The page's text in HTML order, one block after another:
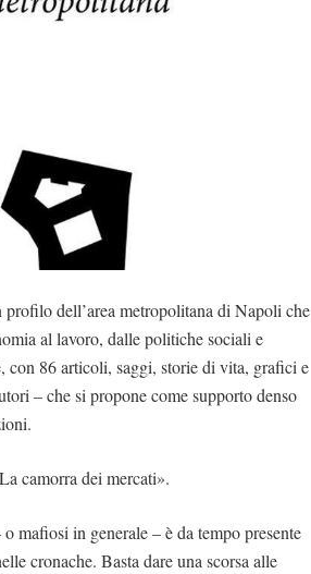
profilo dell’area metropolitana di Napoli che
al lavoro, dalle politiche sociali e
86 articoli, saggi, storie di vita, grafici e
– che si propone come supporto denso
camorra dei mercati».
mafiosi in generale – è da tempo presente
cronache. Basta dare una scorsa alle